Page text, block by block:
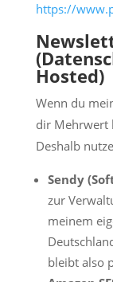
https://
Hosted)
Wenn du
dir Mehrwert
Deshalb
Sendy
zur
meinem
bleibt also